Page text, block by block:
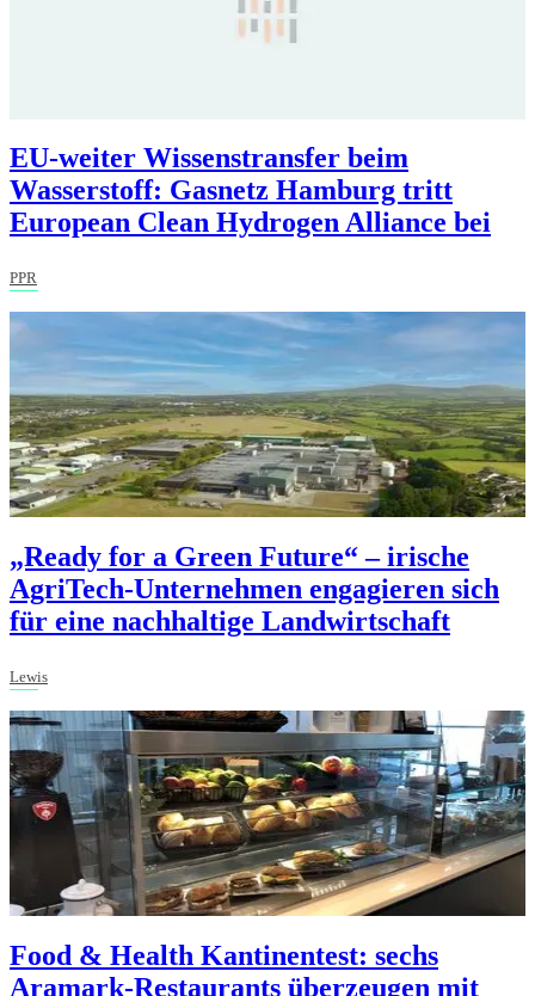
EU-weiter Wissenstransfer beim
Wasserstoff: Gasnetz Hamburg tritt
European Clean Hydrogen Alliance bei
PPR
„Ready for a Green Future“ – irische
AgriTech-Unternehmen engagieren sich
für eine nachhaltige Landwirtschaft
Lewis
Food & Health Kantinentest: sechs
Aramark-Restaurants überzeugen mit